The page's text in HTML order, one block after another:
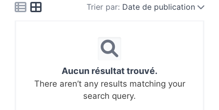
Trier par: Date de publication
Aucun résultat trouvé.
There aren’t any results matching your
search query.